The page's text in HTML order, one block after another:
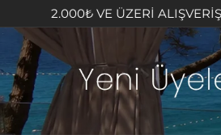
VE ÜZERİ ALIŞVERİŞLERDE